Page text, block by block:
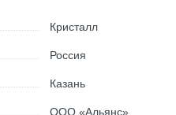
Кристалл
Россия
Казань
ООО «Альянс»